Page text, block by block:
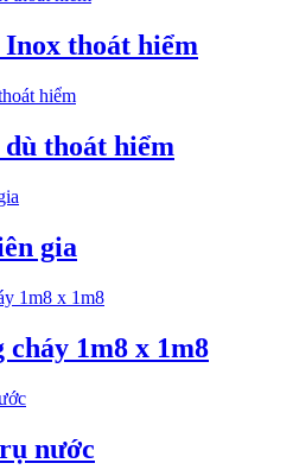
thoát hiểm
thoát hiểm
gia
cháy 1m8 x 1m8
nước